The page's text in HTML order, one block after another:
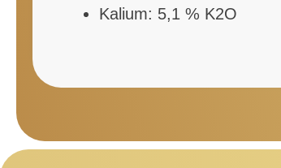
Kalium: 5,1 % K2O